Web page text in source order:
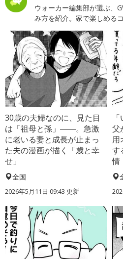
ウォーカー編集部が選ぶ、
み方を紹介。家で楽しめる
30歳の夫婦なのに、見た目
は「祖母と孫」――。急激
に老いる妻と成長が止まっ
た夫の漫画が描く「歳と幸
せ」
全国
2026年5月11日 09:43 更新
父
用
す
情